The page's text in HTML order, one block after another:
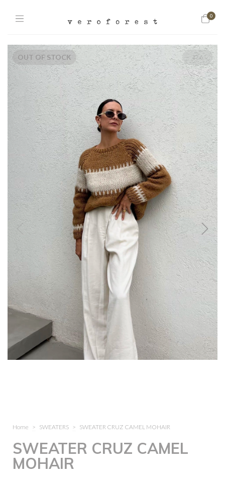
0
OUT OF STOCK 1/6
Home > SWEATERS > SWEATER CRUZ CAMEL MOHAIR
SWEATER CRUZ CAMEL
MOHAIR